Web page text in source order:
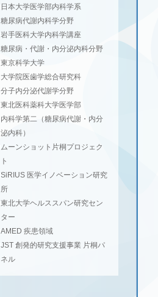
日本大学医学部内科学系
糖尿病代謝内科学分野
岩手医科大学内科学講座
糖尿病・代謝・内分泌内科分野
東京科学大学
大学院医歯学総合研究科
分子内分泌代謝学分野
東北医科薬科大学医学部
内科学第二（糖尿病代謝・内分
泌内科）
ムーンショット片桐プロジェク
ト
SiRIUS 医学イノベーション研究
所
東北大学ヘルススパン研究セン
ター
AMED 疾患領域
JST 創発的研究支援事業 片桐パ
ネル